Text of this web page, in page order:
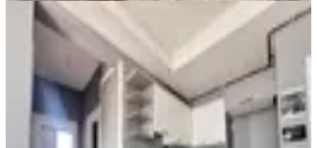
MANZARALI
Yeni Rota'dan Üniversite Yakını 2+0
Satılık Daire
Onikişubat, Maarif Mahallesi
2+0
85 m²·5. Kat· 07.08.2026
3.150.000 ₺